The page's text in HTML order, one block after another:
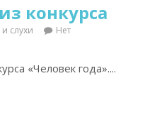
конкурса
слухи
Нет
«Человек года»....